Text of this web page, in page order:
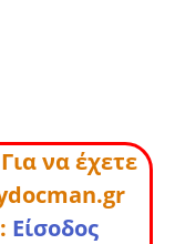
να έχετε
Είσοδος